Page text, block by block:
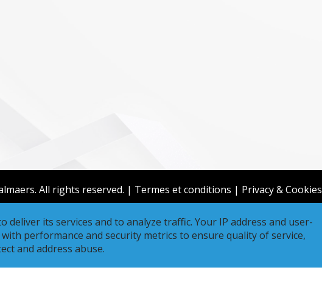
All rights reserved. | Termes et conditions | Privacy & Cookies
deliver its services and to analyze traffic. Your IP address and user-
performance and security metrics to ensure quality of service,
and address abuse.